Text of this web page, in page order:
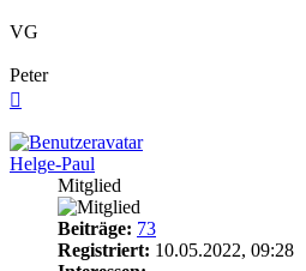
VG
Peter
Helge-Paul
Mitglied
Beiträge: 73
Registriert: 10.05.2022, 09:28